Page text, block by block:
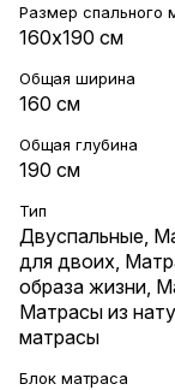
Размер спального
160х190 см
Общая ширина
160 см
Общая глубина
190 см
Тип
Двуспальные
для двоих
образа жизни
Матрасы из
матрасы
Блок матраса